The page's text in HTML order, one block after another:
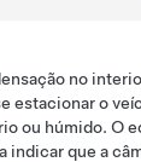
no
estacionar o
ou húmido. O
indicar que a